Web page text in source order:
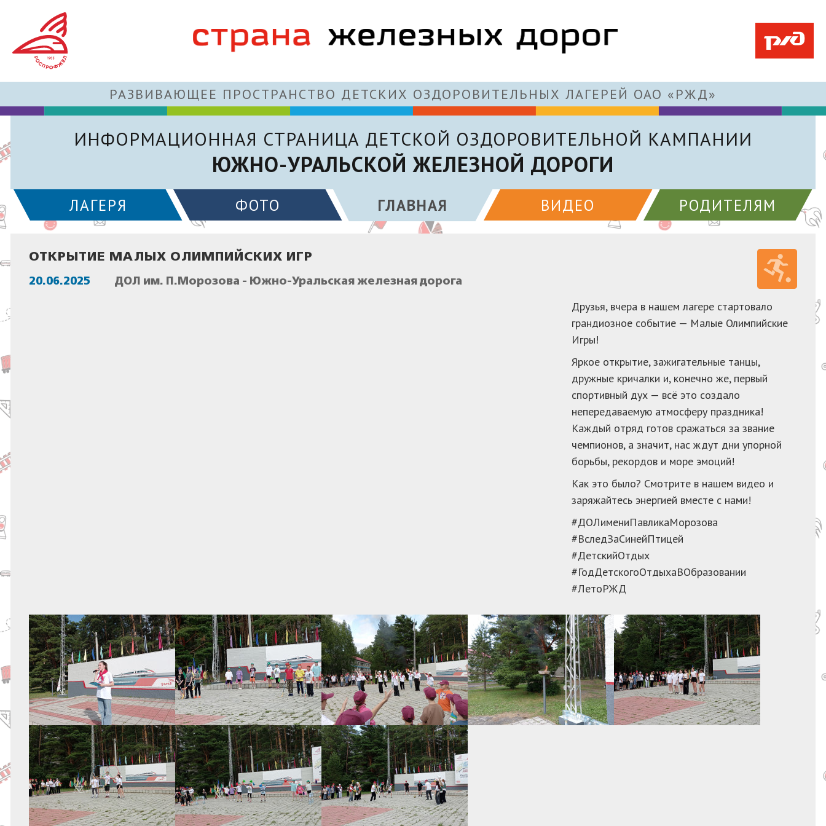
РАЗВИВАЮЩЕЕ ПРОСТРАНСТВО ДЕТСКИХ ОЗДОРОВИТЕЛЬНЫХ ЛАГЕРЕЙ ОАО «РЖД»
ИНФОРМАЦИОННАЯ СТРАНИЦА ДЕТСКОЙ ОЗДОРОВИТЕЛЬНОЙ КАМПАНИИ
ЮЖНО-УРАЛЬСКОЙ ЖЕЛЕЗНОЙ ДОРОГИ
ЛАГЕРЯ ФОТО ГЛАВНАЯ ВИДЕО РОДИТЕЛЯМ
ОТКРЫТИЕ МАЛЫХ ОЛИМПИЙСКИХ ИГР
20.06.2025 ДОЛ им. П.Морозова - Южно-Уральская железная дорога
Друзья, вчера в нашем лагере стартовало
грандиозное событие — Малые Олимпийские
Игры!
Яркое открытие, зажигательные танцы,
дружные кричалки и, конечно же, первый
спортивный дух — всё это создало
непередаваемую атмосферу праздника!
Каждый отряд готов сражаться за звание
чемпионов, а значит, нас ждут дни упорной
борьбы, рекордов и море эмоций!
Как это было? Смотрите в нашем видео и
заряжайтесь энергией вместе с нами!
#ДОЛимениПавликаМорозова
#ВследЗаСинейПтицей
#ДетскийОтдых
#ГодДетскогоОтдыхаВОбразовании
#ЛетоРЖД